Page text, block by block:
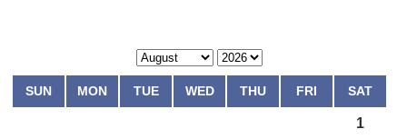
SUN MON TUE WED THU FRI SAT
1